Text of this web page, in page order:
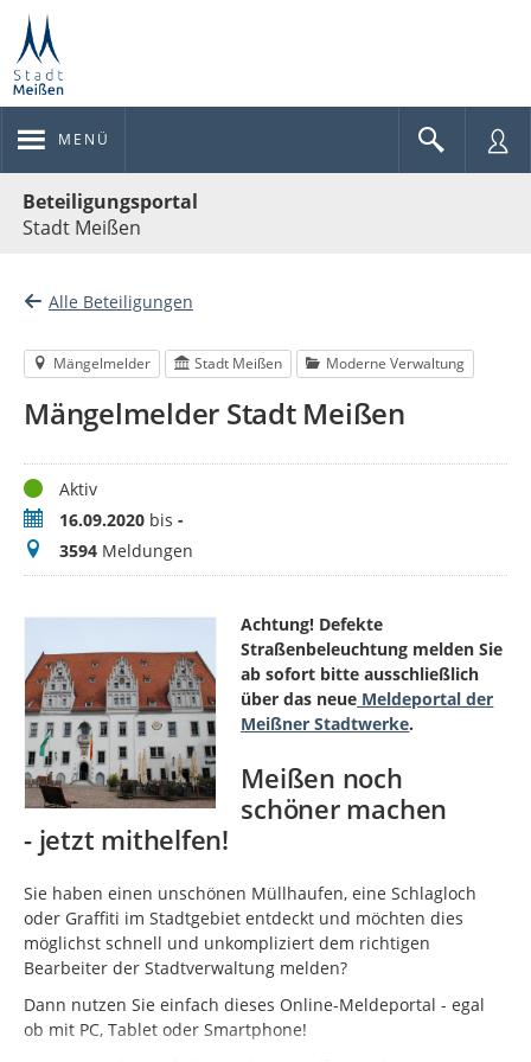
MENÜ
Beteiligungsportal
Stadt Meißen
Alle Beteiligungen
Mängelmelder Stadt Meißen Moderne Verwaltung
Mängelmelder Stadt Meißen
StatusAktiv
Zeitraum16.09.2020 bis -
Meldungen
3594 Meldungen
Achtung! Defekte
Straßenbeleuchtung melden Sie
ab sofort bitte ausschließlich
über das neue Meldeportal der
Meißner Stadtwerke.
Meißen noch
schöner machen
- jetzt mithelfen!
Sie haben einen unschönen Müllhaufen, eine Schlagloch
oder Graffiti im Stadtgebiet entdeckt und möchten dies
möglichst schnell und unkompliziert dem richtigen
Bearbeiter der Stadtverwaltung melden?
Dann nutzen Sie einfach dieses Online-Meldeportal - egal
ob mit PC, Tablet oder Smartphone!